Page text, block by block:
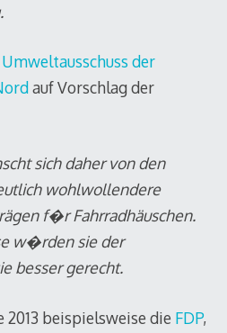
Umweltausschuss der
auf Vorschlag der
sich daher von den
wohlwollendere
f�r Fahrradhäuschen.
w�rden sie der
besser gerecht.
beispielsweise die FDP,